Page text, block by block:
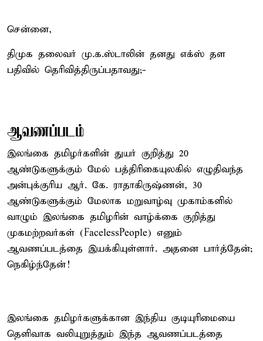
சென்னை,
திமுக தலைவர் மு.க.ஸ்டாலின் தனது எக்ஸ் தள
பதிவில் தெரிவித்திருப்பதாவது;-
ஆவணப்படம்
இலங்கை தமிழர்களின் துயர் குறித்து 20
ஆண்டுகளுக்கும் மேல் பத்திரிகையுலகில் எழுதிவந்த
அன்புக்குரிய ஆர். கே. ராதாகிருஷ்ணன், 30
ஆண்டுகளுக்கும் மேலாக மறுவாழ்வு முகாம்களில்
வாழும் இலங்கை தமிழரின் வாழ்க்கை குறித்து
முகமற்றவர்கள் (FacelessPeople) எனும்
ஆவணப்படத்தை இயக்கியுள்ளார். அதனை பார்த்தேன்;
நெகிழ்ந்தேன்!
இலங்கை தமிழர்களுக்கான இந்திய குடியுரிமையை
தெளிவாக வலியுறுத்தும் இந்த ஆவணப்படத்தை